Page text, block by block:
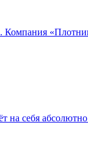
Компания
на себя